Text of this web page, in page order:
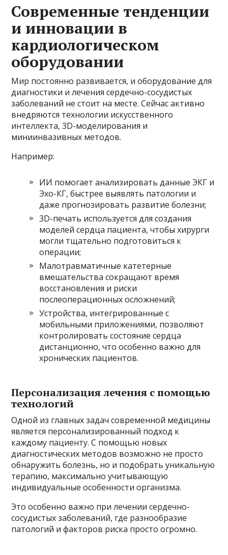
Современные тенденции
и инновации в
кардиологическом
оборудовании
Мир постоянно развивается, и оборудование для
диагностики и лечения сердечно-сосудистых
заболеваний не стоит на месте. Сейчас активно
внедряются технологии искусственного
интеллекта, 3D-моделирования и
миниинвазивных методов.
Например:
ИИ помогает анализировать данные ЭКГ и
Эхо-КГ, быстрее выявлять патологии и
даже прогнозировать развитие болезни;
3D-печать используется для создания
моделей сердца пациента, чтобы хирурги
могли тщательно подготовиться к
операции;
Малотравматичные катетерные
вмешательства сокращают время
восстановления и риски
послеоперационных осложнений;
Устройства, интегрированные с
мобильными приложениями, позволяют
контролировать состояние сердца
дистанционно, что особенно важно для
хронических пациентов.
Персонализация лечения с помощью
технологий
Одной из главных задач современной медицины
является персонализированный подход к
каждому пациенту. С помощью новых
диагностических методов возможно не просто
обнаружить болезнь, но и подобрать уникальную
терапию, максимально учитывающую
индивидуальные особенности организма.
Это особенно важно при лечении сердечно-
сосудистых заболеваний, где разнообразие
патологий и факторов риска просто огромно.